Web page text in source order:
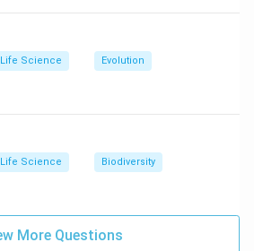
Life Science Evolution
Life Science Biodiversity
More Questions